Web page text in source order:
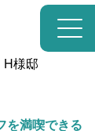
様邸
を満喫できる